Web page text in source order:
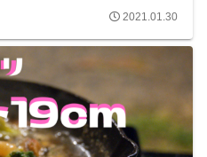
2021.01.30